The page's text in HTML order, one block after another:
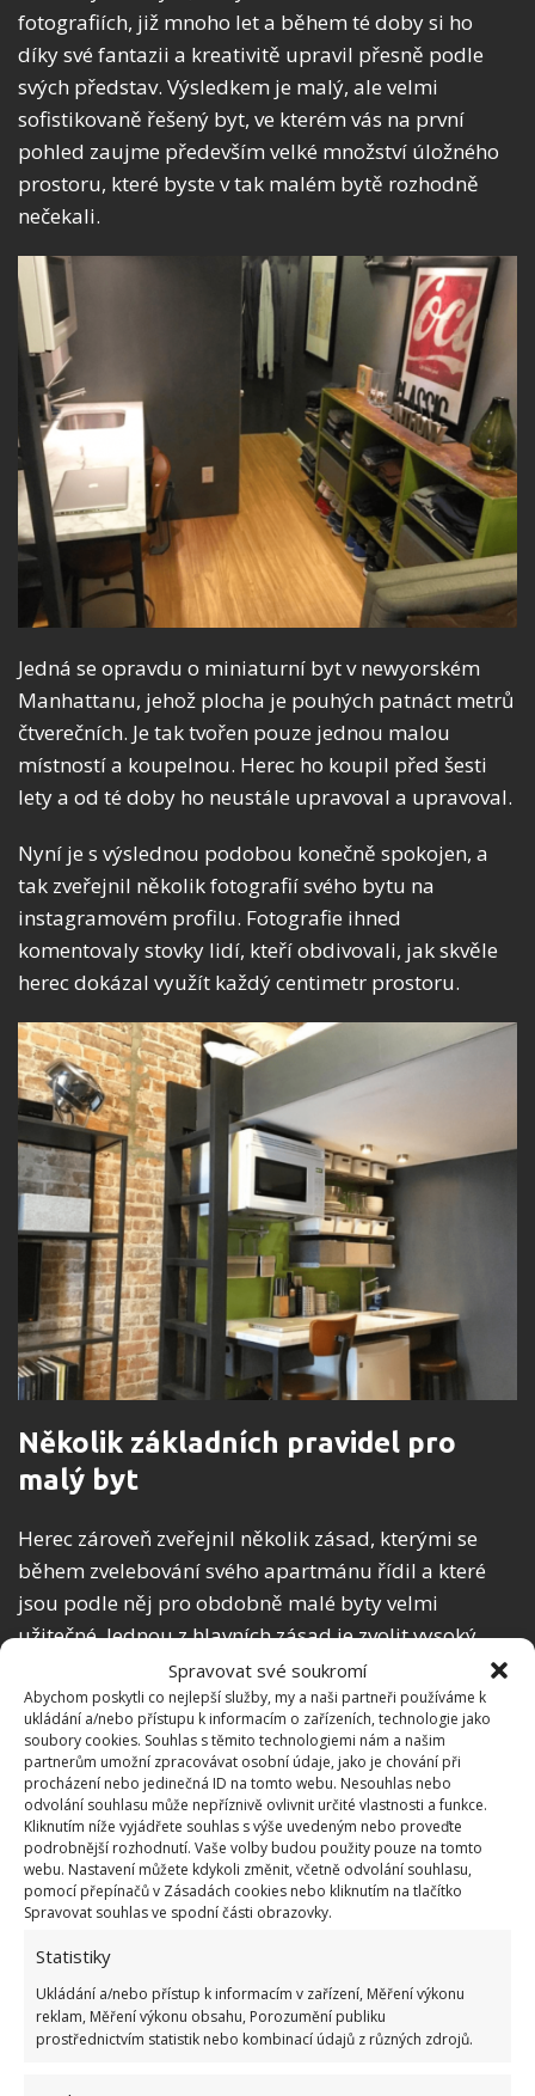
Spravovat své soukromí
Abychom poskytli co nejlepší služby, my a naši partneři používáme k
ukládání a/nebo přístupu k informacím o zařízeních, technologie jako
soubory cookies. Souhlas s těmito technologiemi nám a našim
partnerům umožní zpracovávat osobní údaje, jako je chování při
procházení nebo jedinečná ID na tomto webu. Nesouhlas nebo
odvolání souhlasu může nepříznivě ovlivnit určité vlastnosti a funkce.
Kliknutím níže vyjádřete souhlas s výše uvedeným nebo proveďte
podrobnější rozhodnutí. Vaše volby budou použity pouze na tomto
webu. Nastavení můžete kdykoli změnit, včetně odvolání souhlasu,
pomocí přepínačů v Zásadách cookies nebo kliknutím na tlačítko
Spravovat souhlas ve spodní části obrazovky.
Statistiky
Ukládání a/nebo přístup k informacím v zařízení, Měření výkonu
reklam, Měření výkonu obsahu, Porozumění publiku
prostřednictvím statistik nebo kombinací údajů z různých zdrojů.
fotografiích, již mnoho let a během té doby si ho
díky své fantazii a kreativitě upravil přesně podle
svých představ. Výsledkem je malý, ale velmi
sofistikovaně řešený byt, ve kterém vás na první
pohled zaujme především velké množství úložného
prostoru, které byste v tak malém bytě rozhodně
nečekali.
Jedná se opravdu o miniaturní byt v newyorském
Manhattanu, jehož plocha je pouhých patnáct metrů
čtverečních. Je tak tvořen pouze jednou malou
místností a koupelnou. Herec ho koupil před šesti
lety a od té doby ho neustále upravoval a upravoval.
Nyní je s výslednou podobou konečně spokojen, a
tak zveřejnil několik fotografií svého bytu na
instagramovém profilu. Fotografie ihned
komentovaly stovky lidí, kteří obdivovali, jak skvěle
herec dokázal využít každý centimetr prostoru.
Několik základních pravidel pro
malý byt
Herec zároveň zveřejnil několik zásad, kterými se
během zvelebování svého apartmánu řídil a které
jsou podle něj pro obdobně malé byty velmi
užitečné. Jednou z hlavních zásad je zvolit vysoký
nábytek, jehož součástí jsou nejrůznější police a
zrcadla, neboť tak dojde k optickému zvětšené
prostoru. Další radou je kombinace různých barev,
tmavých a výrazných, na stěnách.